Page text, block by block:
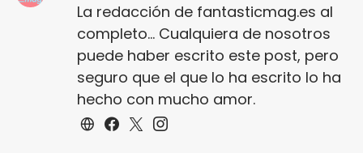
La redacción de fantasticmag.es al
completo... Cualquiera de nosotros
puede haber escrito este post, pero
seguro que el que lo ha escrito lo ha
hecho con mucho amor.